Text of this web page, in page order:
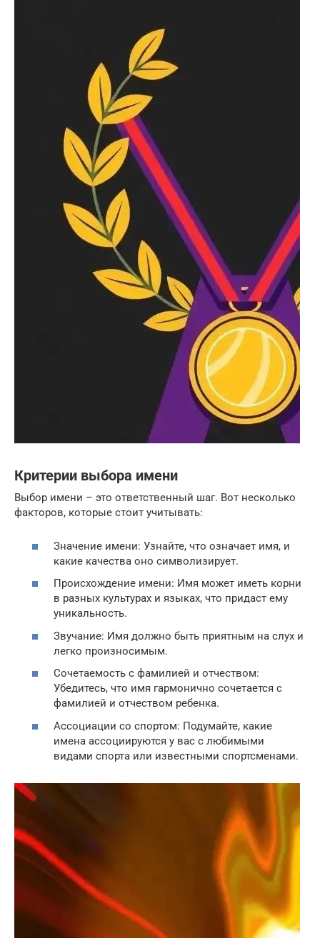
Критерии выбора имени
Выбор имени – это ответственный шаг. Вот несколько
факторов, которые стоит учитывать:
Значение имени: Узнайте, что означает имя, и
какие качества оно символизирует.
Происхождение имени: Имя может иметь корни
в разных культурах и языках, что придаст ему
уникальность.
Звучание: Имя должно быть приятным на слух и
легко произносимым.
Сочетаемость с фамилией и отчеством:
Убедитесь, что имя гармонично сочетается с
фамилией и отчеством ребенка.
Ассоциации со спортом: Подумайте, какие
имена ассоциируются у вас с любимыми
видами спорта или известными спортсменами.